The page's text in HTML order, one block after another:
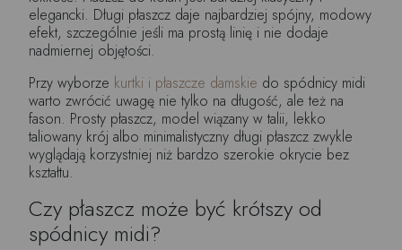
elegancki. Długi płaszcz daje najbardziej spójny, modowy
efekt, szczególnie jeśli ma prostą linię i nie dodaje
nadmiernej objętości.
Przy wyborze kurtki i płaszcze damskie do spódnicy midi
warto zwrócić uwagę nie tylko na długość, ale też na
fason. Prosty płaszcz, model wiązany w talii, lekko
taliowany krój albo minimalistyczny długi płaszcz zwykle
wyglądają korzystniej niż bardzo szerokie okrycie bez
kształtu.
Czy płaszcz może być krótszy od
spódnicy midi?